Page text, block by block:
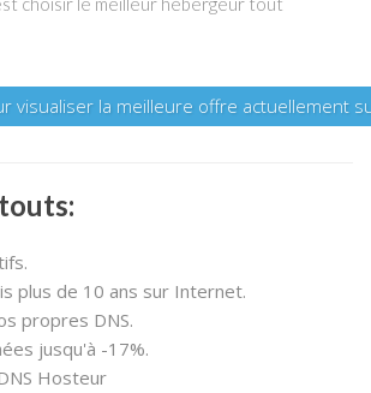
visualiser la meilleure offre actuellement
plus de 10 ans sur Internet.
propres DNS.
jusqu'à -17%.
Hosteur